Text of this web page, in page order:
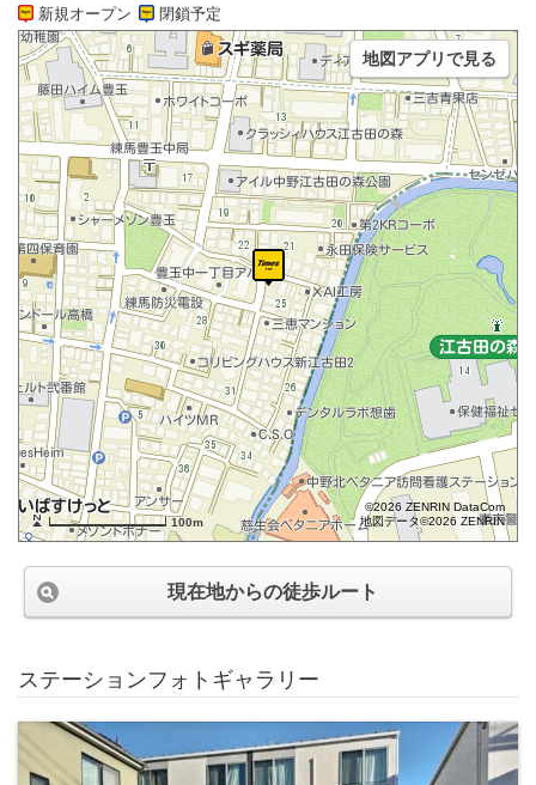
新規オープン 閉鎖予定
100m
©2026 ZENRIN DataCom
地図データ©2026 ZENRIN
地図アプリで見る
現在地からの徒歩ルート
ステーションフォトギャラリー